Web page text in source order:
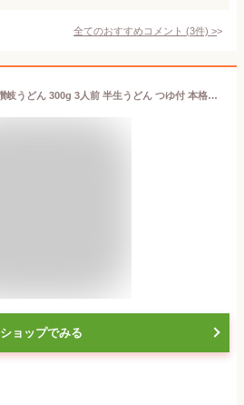
全てのおすすめコメント (3件) >
日本小麦倶楽部 半生讃岐うどん 300g 3人前 半生うどん つゆ付 本格讃岐うどん うどん 讃岐うどん さぬきうどん 贈り物 おみやげ お土産 手土産 お歳暮 ギフト 御歳暮 お歳暮ギフト 御歳暮ギフト 歳暮 プレゼント お取り寄せ 石丸製麺 国産 香川 四国 うどん県 常温 KJ-5
ショップでみる